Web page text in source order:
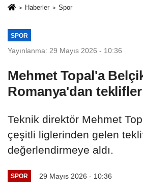
Haberler Spor
SPOR
Yayınlanma: 29 Mayıs 2026 - 10:36
Mehmet Topal'a
Romanya'dan
Teknik direktör Mehmet
çeşitli liglerinden gelen
değerlendirmeye aldı.
SPOR 29 Mayıs 2026 - 10:36